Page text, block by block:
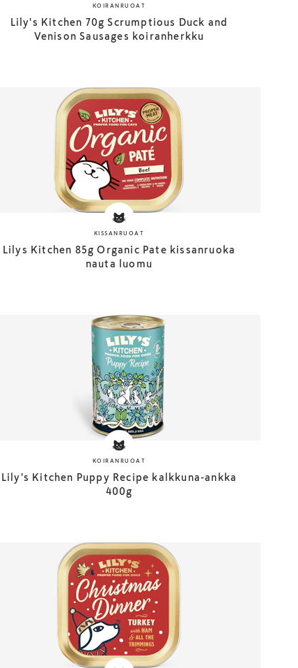
KOIRANRUOAT
Lily's Kitchen 70g Scrumptious Duck and
Venison Sausages koiranherkku
KISSANRUOAT
Lilys Kitchen 85g Organic Pate kissanruoka
nauta luomu
KOIRANRUOAT
Lily's Kitchen Puppy Recipe kalkkuna-ankka
400g